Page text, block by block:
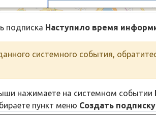
подписка Наступило время
системного события,
нажимаете на системном событии
пункт меню Создать подписку